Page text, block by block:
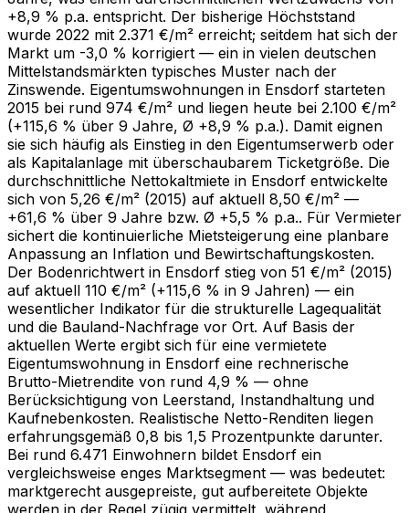
+8,9 % p.a. entspricht. Der bisherige Höchststand
wurde 2022 mit 2.371 €/m² erreicht; seitdem hat sich der
Markt um -3,0 % korrigiert — ein in vielen deutschen
Mittelstandsmärkten typisches Muster nach der
Zinswende. Eigentumswohnungen in Ensdorf starteten
2015 bei rund 974 €/m² und liegen heute bei 2.100 €/m²
(+115,6 % über 9 Jahre, Ø +8,9 % p.a.). Damit eignen
sie sich häufig als Einstieg in den Eigentumserwerb oder
als Kapitalanlage mit überschaubarem Ticketgröße. Die
durchschnittliche Nettokaltmiete in Ensdorf entwickelte
sich von 5,26 €/m² (2015) auf aktuell 8,50 €/m² —
+61,6 % über 9 Jahre bzw. Ø +5,5 % p.a.. Für Vermieter
sichert die kontinuierliche Mietsteigerung eine planbare
Anpassung an Inflation und Bewirtschaftungskosten.
Der Bodenrichtwert in Ensdorf stieg von 51 €/m² (2015)
auf aktuell 110 €/m² (+115,6 % in 9 Jahren) — ein
wesentlicher Indikator für die strukturelle Lagequalität
und die Bauland-Nachfrage vor Ort. Auf Basis der
aktuellen Werte ergibt sich für eine vermietete
Eigentumswohnung in Ensdorf eine rechnerische
Brutto-Mietrendite von rund 4,9 % — ohne
Berücksichtigung von Leerstand, Instandhaltung und
Kaufnebenkosten. Realistische Netto-Renditen liegen
erfahrungsgemäß 0,8 bis 1,5 Prozentpunkte darunter.
Bei rund 6.471 Einwohnern bildet Ensdorf ein
vergleichsweise enges Marktsegment — was bedeutet:
marktgerecht ausgepreiste, gut aufbereitete Objekte
werden in der Regel zügig vermittelt, während